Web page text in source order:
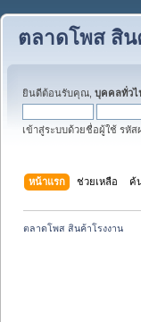
ตลาดโพส สิน
ยินดีต้อนรับคุณ, บุคคลทั่วไ
เข้าสู่ระบบด้วยชื่อผู้ใช้ รหั
หน้าแรก ช่วยเหลือ ค้
ตลาดโพส สินค้าโรงงาน